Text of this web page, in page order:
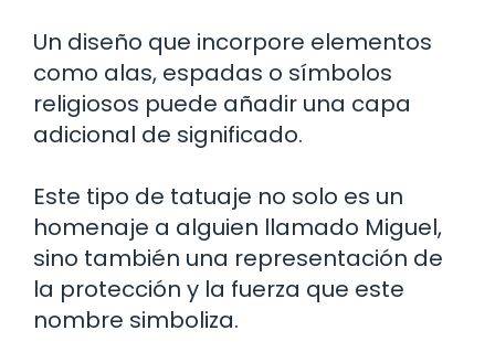
Un diseño que incorpore elementos
como alas, espadas o símbolos
religiosos puede añadir una capa
adicional de significado.
Este tipo de tatuaje no solo es un
homenaje a alguien llamado Miguel,
sino también una representación de
la protección y la fuerza que este
nombre simboliza.